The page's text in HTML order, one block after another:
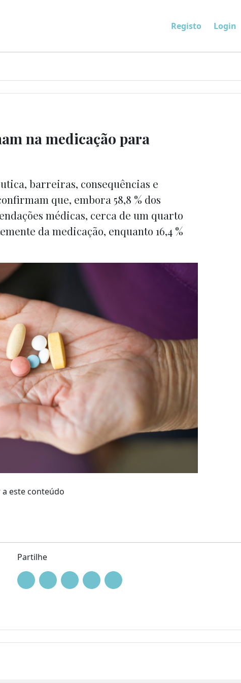
Registo Login
na medicação para
barreiras, consequências e
que, embora 58,8 % dos
médicas, cerca de um quarto
da medicação, enquanto 16,4 %
a este conteúdo
Partilhe